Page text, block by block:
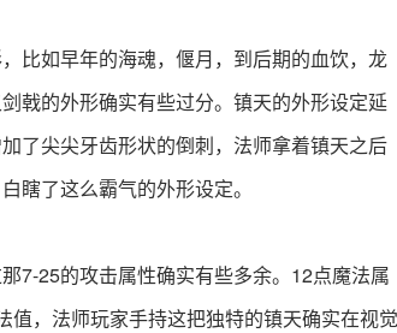
比如早年的海魂，偃月，到后期的血饮，龙
戟的外形确实有些过分。镇天的外形设定延
了尖尖牙齿形状的倒刺，法师拿着镇天之后
瞎了这么霸气的外形设定。
7-25的攻击属性确实有些多余。12点魔法属
，法师玩家手持这把独特的镇天确实在视觉